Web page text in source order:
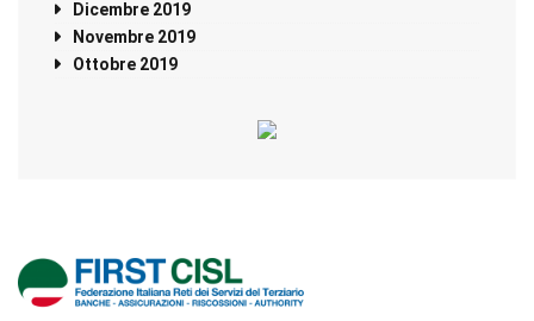
Dicembre 2019
Novembre 2019
Ottobre 2019